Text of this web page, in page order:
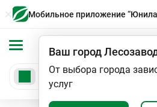
Мобильное приложение
Ваш город
От выбора города
услуг